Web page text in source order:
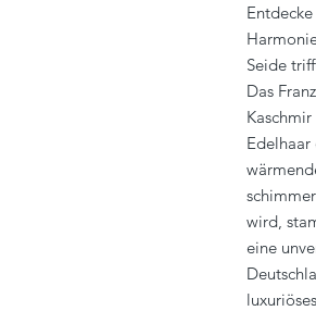
Seide
Das
Edelhaar
wird,
eine